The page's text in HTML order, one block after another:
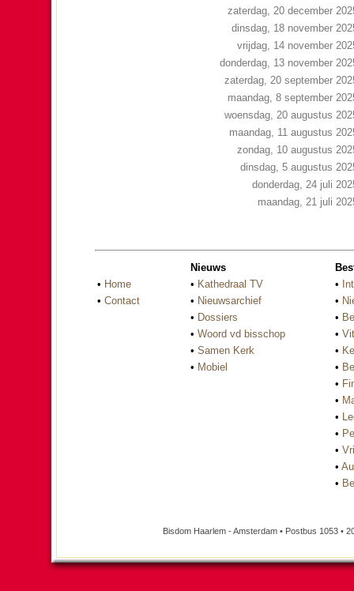
zaterdag, 20 december
dinsdag, 18 november
vrijdag, 14 november
donderdag, 13 november
zaterdag, 20 september
maandag, 8 september
woensdag, 20 augustus
maandag, 11 augustus
zondag, 10 augustus
dinsdag, 5 augustus
donderdag, 24 juli
maandag, 21 juli
• Home
• Contact
Nieuws
• Kathedraal TV
• Nieuwsarchief
• Dossiers
• Woord vd bisschop
• Samen Kerk
• Mobiel
•
•
•
•
•
•
•
•
•
•
•
•
•
Bisdom Haarlem - Amsterdam • Postbus 1053 •